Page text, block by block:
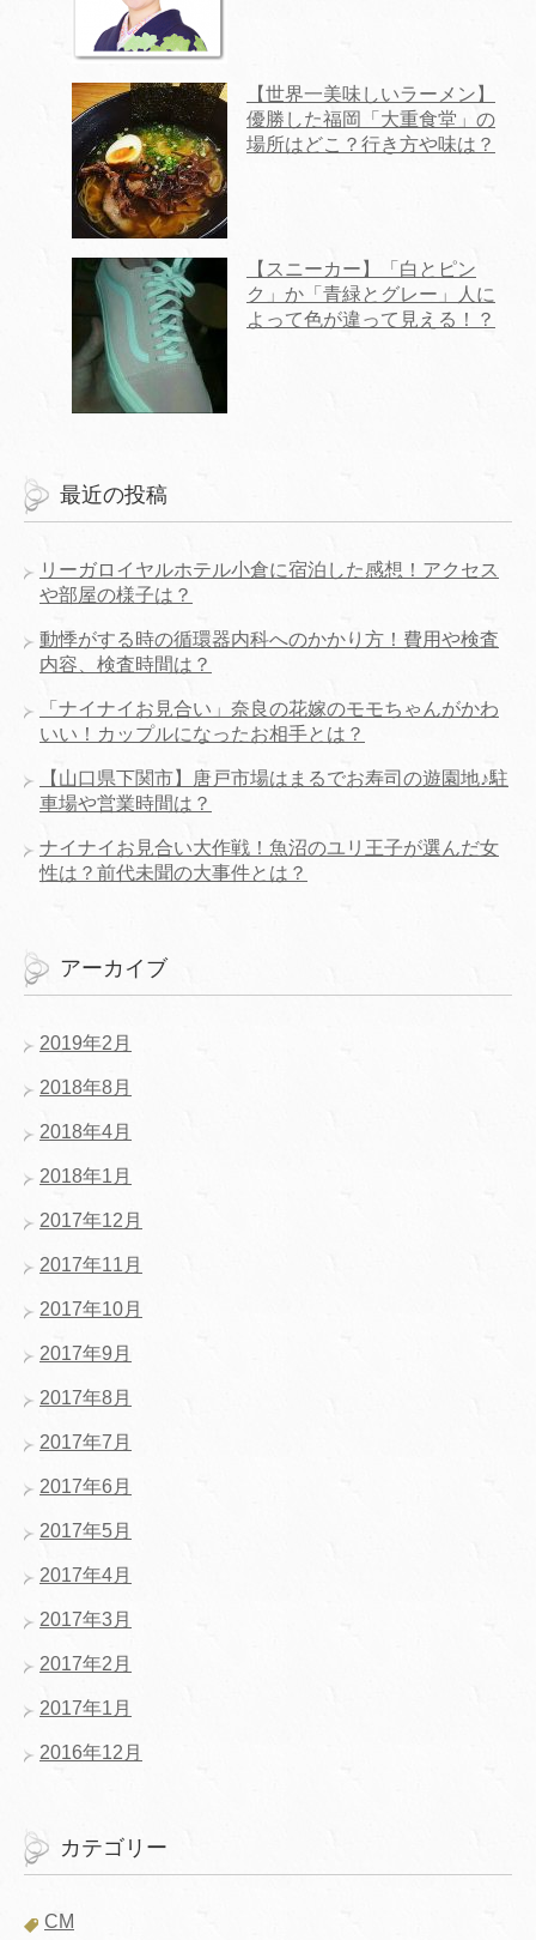
【世界一美味しいラーメン】
優勝した福岡「大重食堂」の
場所はどこ？行き方や味は？
【スニーカー】「白とピン
ク」か「青緑とグレー」人に
よって色が違って見える！？
最近の投稿
リーガロイヤルホテル小倉に宿泊した感想！アクセス
や部屋の様子は？
動悸がする時の循環器内科へのかかり方！費用や検査
内容、検査時間は？
「ナイナイお見合い」奈良の花嫁のモモちゃんがかわ
いい！カップルになったお相手とは？
【山口県下関市】唐戸市場はまるでお寿司の遊園地♪駐
車場や営業時間は？
ナイナイお見合い大作戦！魚沼のユリ王子が選んだ女
性は？前代未聞の大事件とは？
アーカイブ
2019年2月
2018年8月
2018年4月
2018年1月
2017年12月
2017年11月
2017年10月
2017年9月
2017年8月
2017年7月
2017年6月
2017年5月
2017年4月
2017年3月
2017年2月
2017年1月
2016年12月
カテゴリー
CM